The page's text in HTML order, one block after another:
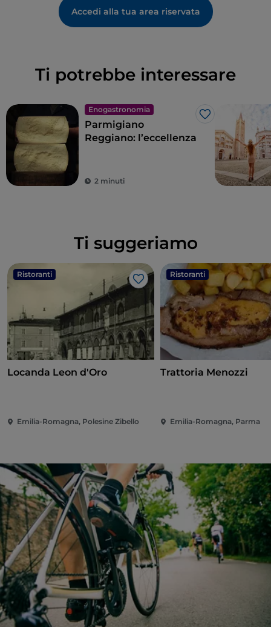
Accedi alla tua area riservata
Ti potrebbe interessare
Enogastronomia
Like
Parmigiano
Reggiano: l’eccellenza
2 minuti
Ti suggeriamo
Ristoranti
Like
Locanda Leon d'Oro
Emilia-Romagna, Polesine Zibello
Ristoranti
Trattoria Menozzi
Emilia-Romagna, Parma